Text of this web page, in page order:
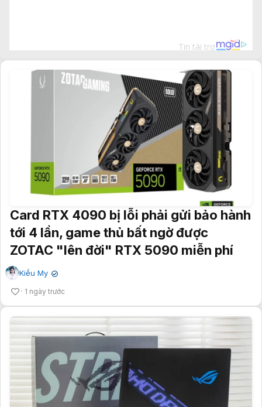
Card RTX 4090 bị lỗi phải gửi bảo hành
tới 4 lần, game thủ bất ngờ được
ZOTAC "lên đời" RTX 5090 miễn phí
Kiều My ✔
1 ngày trước